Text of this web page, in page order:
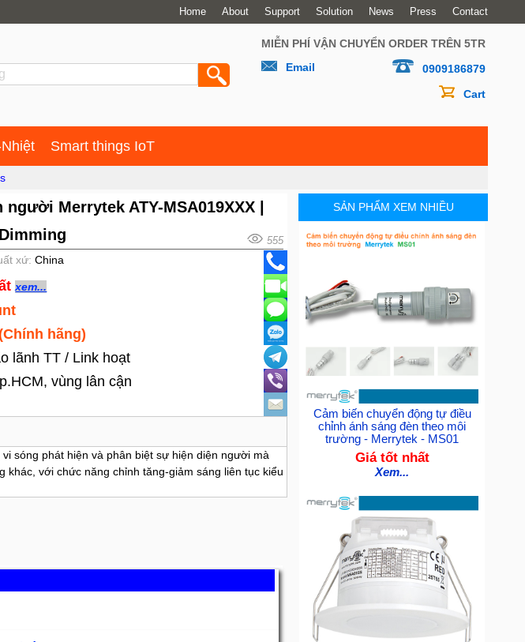
Home About Support Solution News Press Contact
MIỄN PHÍ VẬN CHUYỂN ORDER TRÊN 5TR
Email
0909186879
Cart
Smart things IoT
Merrytek ATY-MSA019XXX |
555
xứ: China
xem...
hãng)
lãnh TT / Link hoạt
vùng lân cận
sóng phát hiện và phân biệt sự hiện diện người mà
khác, với chức năng chỉnh tăng-giảm sáng liên tục kiểu
SẢN PHẨM XEM NHIỀU
Cảm biến chuyển động tự điều
chỉnh ánh sáng đèn theo môi
trường - Merrytek - MS01
Giá tốt nhất
Xem...